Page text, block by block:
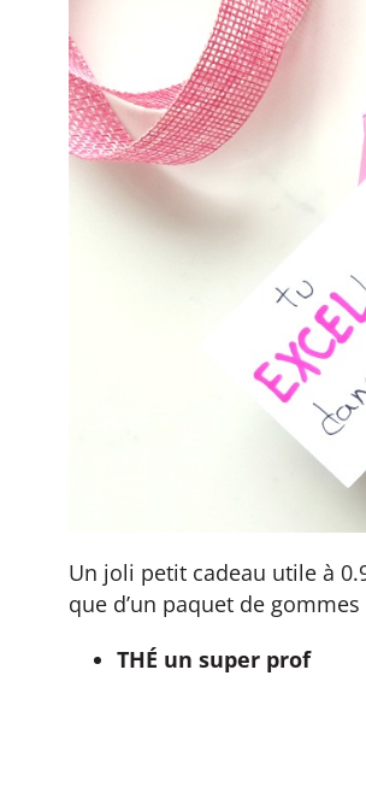
Un joli petit cadeau utile à
que d’un paquet de
THÉ un super prof